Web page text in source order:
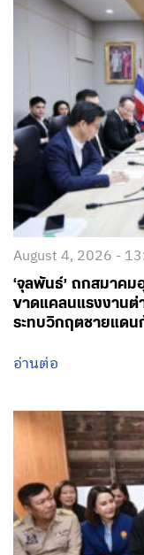
August 4, 2026 -
‘จุลพันธ์’ ถกสมาคม
ขาดแคลนแรงงานต่
ระทบวิกฤตชายแดน
อ่านต่อ